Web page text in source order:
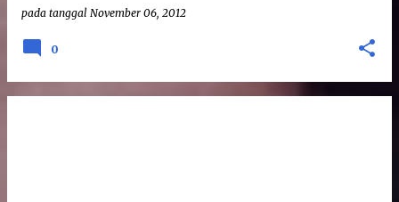
pada tanggal November 06, 2012
0